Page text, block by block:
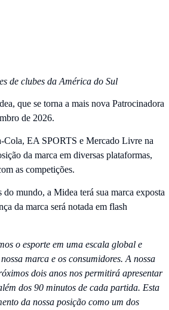
de clubes da América do Sul
que se torna a mais nova Patrocinadora
de 2026.
Cola, EA SPORTS e Mercado Livre na
da marca em diversas plataformas,
as competições.
mundo, a Midea terá sua marca exposta
da marca será notada em flash
o esporte em uma escala global e
marca e os consumidores. A nossa
dois anos nos permitirá apresentar
dos 90 minutos de cada partida. Esta
da nossa posição como um dos